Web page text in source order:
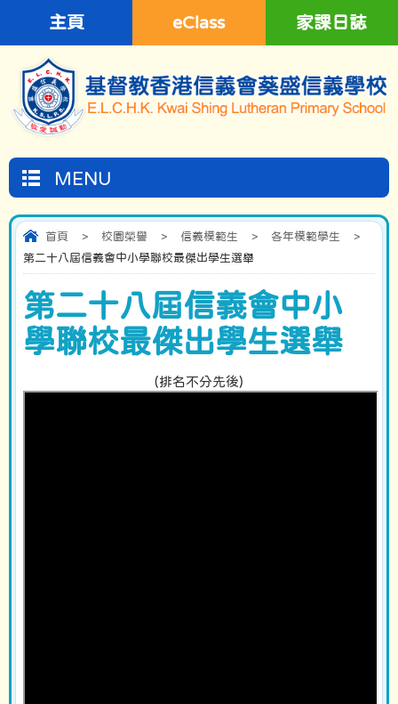
主頁 eClass 家課日誌
MENU
首頁 > 校園榮譽 > 信義模範生 > 各年模範學生
>
第二十八屆信義會中小學聯校最傑出學生選舉
第二十八屆信義會中小
學聯校最傑出學生選舉
(排名不分先後)